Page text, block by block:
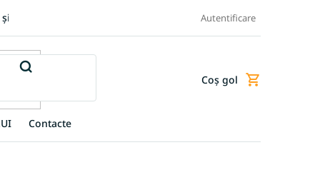
retur produse Termeni și condiții
Autentificare
Coş
Coş gol
Contacte